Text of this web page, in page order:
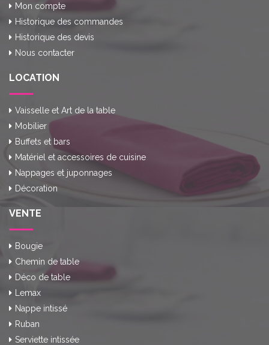
Mon compte
Historique des commandes
Historique des devis
Nous contacter
LOCATION
Vaisselle et Art de la table
Mobilier
Buffets et bars
Matériel et accessoires de cuisine
Nappages et juponnages
Décoration
VENTE
Bougie
Chemin de table
Déco de table
Lemax
Nappe intissé
Ruban
Serviette intissée